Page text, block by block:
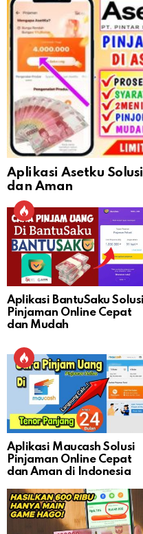
Aplikasi Asetku
dan Aman
Aplikasi BantuSaku Solusi
Pinjaman Online Cepat
dan Mudah
Aplikasi Maucash Solusi
Pinjaman Online Cepat
dan Aman di Indonesia